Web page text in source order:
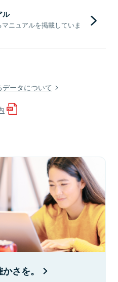
ル
ニュアルを掲載していま
ータについて
さを。